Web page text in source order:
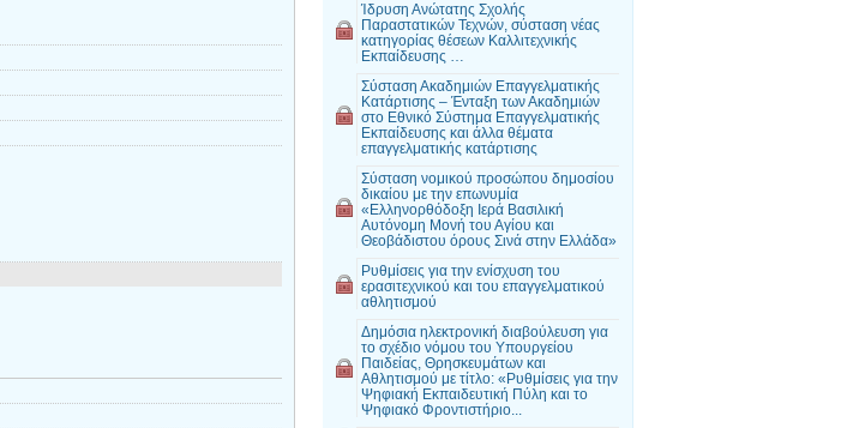
Ίδρυση Ανώτατης Σχολής
Παραστατικών Τεχνών, σύσταση νέας
κατηγορίας θέσεων Καλλιτεχνικής
Εκπαίδευσης …
Σύσταση Ακαδημιών Επαγγελματικής
Κατάρτισης – Ένταξη των Ακαδημιών
στο Εθνικό Σύστημα Επαγγελματικής
Εκπαίδευσης και άλλα θέματα
επαγγελματικής κατάρτισης
Σύσταση νομικού προσώπου δημοσίου
δικαίου με την επωνυμία
«Ελληνορθόδοξη Ιερά Βασιλική
Αυτόνομη Μονή του Αγίου και
Θεοβάδιστου όρους Σινά στην Ελλάδα»
Ρυθμίσεις για την ενίσχυση του
ερασιτεχνικού και του επαγγελματικού
αθλητισμού
Δημόσια ηλεκτρονική διαβούλευση για
το σχέδιο νόμου του Υπουργείου
Παιδείας, Θρησκευμάτων και
Αθλητισμού με τίτλο: «Ρυθμίσεις για την
Ψηφιακή Εκπαιδευτική Πύλη και το
Ψηφιακό Φροντιστήριο...